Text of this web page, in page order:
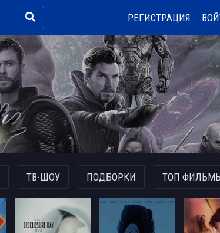
РЕГИСТРАЦИЯ
ТВ-ШОУ ПОДБОРКИ ТОП